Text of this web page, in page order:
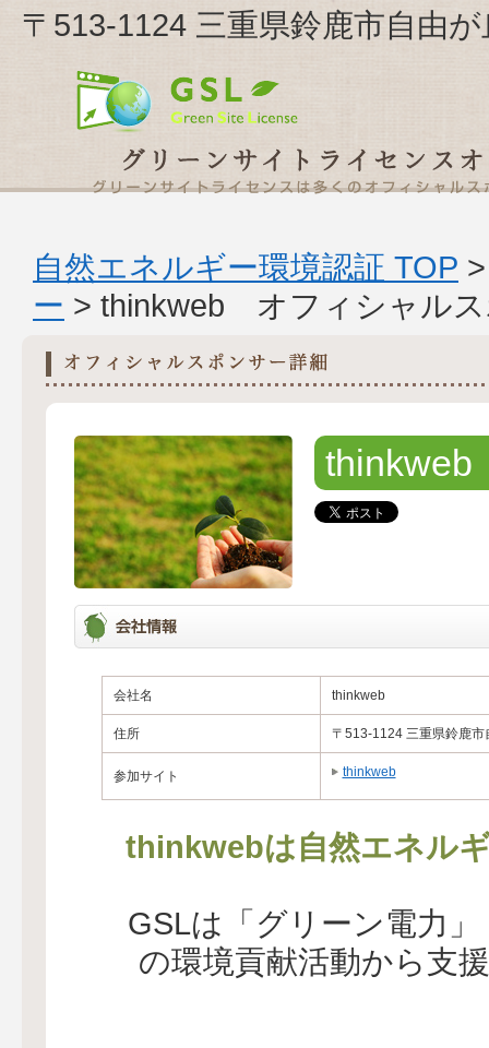
〒513-1124 三重県鈴鹿市自由
自然エネルギー環境認証 TOP
ー > thinkweb オフィシャル
thinkweb
会社名 thinkweb
住所 〒513-1124 三重県鈴鹿市
参加サイト thinkweb
thinkwebは自然エネル
GSLは「グリーン電力
の環境貢献活動から支